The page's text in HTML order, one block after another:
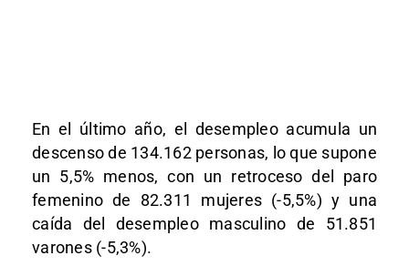
En el último año, el desempleo acumula un
descenso de 134.162 personas, lo que supone
un 5,5% menos, con un retroceso del paro
femenino de 82.311 mujeres (-5,5%) y una
caída del desempleo masculino de 51.851
varones (-5,3%).